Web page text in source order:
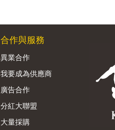
合作與服務
異業合作
我要成為供應商
廣告合作
分紅大聯盟
大量採購